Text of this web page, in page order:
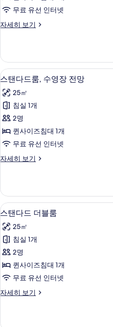
보
사
모
보
기
무료 유선 인터넷
자세히 보기
베
자
세
히
기
스
탠
다
드
룸,
수
장
망
사
진
모
두
보
기
4
스탠다드룸, 수영장 전망
25㎡
침실 1개
2명
퀸사이즈침대 1개
무료 유선 인터넷
자세히 보기
스
룸,
수
영
전
망
자
세
히
보
기
스
탠
다
드
더
블
사
모
4
스탠다드 더블룸
25㎡
침실 1개
2명
퀸사이즈침대 1개
무료 유선 인터넷
자세히 보기
스